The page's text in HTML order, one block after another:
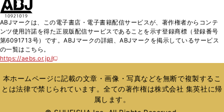
く
ド
ウ
で
ィ
ン
ド
開
く
ABJマークは、この電子書店・電子書籍配信サービスが、著作権者からコンテ
ンツ使用許諾を得た正規版配信サービスであることを示す登録商標（登録番号
第6091713号）です。ABJマークの詳細、ABJマークを掲示しているサービス
の一覧はこちら。
https://aebs.or.jp/
新
い
ウ
ィ
本ホームページに記載の文章・画像・写真などを無断で複製するこ
とは法律で禁じられています。全ての著作権は株式会社 集英社に帰
属します。